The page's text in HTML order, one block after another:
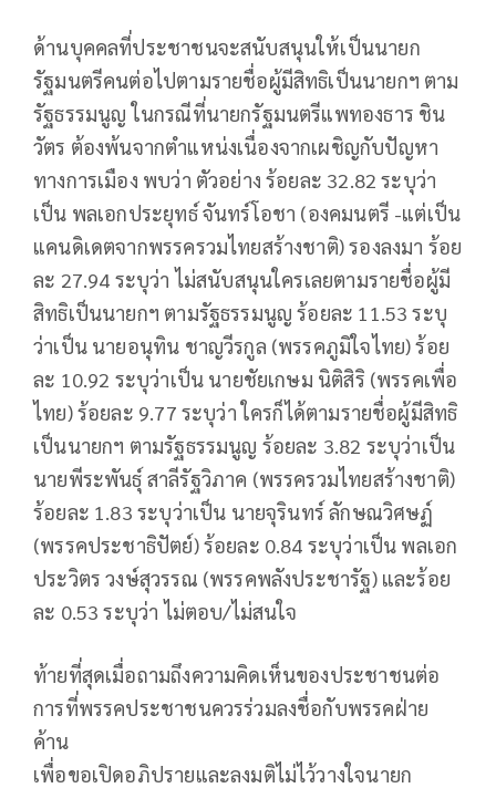
ด้านบุคคลที่ประชาชนจะสนับสนุนให้เป็นนายก
รัฐมนตรีคนต่อไปตามรายชื่อผู้มีสิทธิเป็นนายกฯ ตาม
รัฐธรรมนูญ ในกรณีที่นายกรัฐมนตรีแพทองธาร ชิน
วัตร ต้องพ้นจากตำแหน่งเนื่องจากเผชิญกับปัญหา
ทางการเมือง พบว่า ตัวอย่าง ร้อยละ 32.82 ระบุว่า
เป็น พลเอกประยุทธ์ จันทร์โอชา (องคมนตรี -แต่เป็น
แคนดิเดตจากพรรครวมไทยสร้างชาติ) รองลงมา ร้อย
ละ 27.94 ระบุว่า ไม่สนับสนุนใครเลยตามรายชื่อผู้มี
สิทธิเป็นนายกฯ ตามรัฐธรรมนูญ ร้อยละ 11.53 ระบุ
ว่าเป็น นายอนุทิน ชาญวีรกูล (พรรคภูมิใจไทย) ร้อย
ละ 10.92 ระบุว่าเป็น นายชัยเกษม นิติสิริ (พรรคเพื่อ
ไทย) ร้อยละ 9.77 ระบุว่า ใครก็ได้ตามรายชื่อผู้มีสิทธิ
เป็นนายกฯ ตามรัฐธรรมนูญ ร้อยละ 3.82 ระบุว่าเป็น
นายพีระพันธุ์ สาลีรัฐวิภาค (พรรครวมไทยสร้างชาติ)
ร้อยละ 1.83 ระบุว่าเป็น นายจุรินทร์ ลักษณวิศษฏ์
(พรรคประชาธิปัตย์) ร้อยละ 0.84 ระบุว่าเป็น พลเอก
ประวิตร วงษ์สุวรรณ (พรรคพลังประชารัฐ) และร้อย
ละ 0.53 ระบุว่า ไม่ตอบ/ไม่สนใจ
ท้ายที่สุดเมื่อถามถึงความคิดเห็นของประชาชนต่อ
การที่พรรคประชาชนควรร่วมลงชื่อกับพรรคฝ่าย
ค้าน
เพื่อขอเปิดอภิปรายและลงมติไม่ไว้วางใจนายก